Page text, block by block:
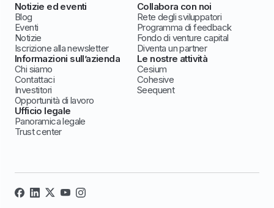
Notizie ed eventi
Blog
Eventi
Notizie
Iscrizione alla newsletter
Collabora con noi
Rete degli sviluppatori
Programma di feedback
Fondo di venture capital
Diventa un partner
Informazioni sull’azienda
Chi siamo
Contattaci
Investitori
Opportunità di lavoro
Le nostre attività
Cesium
Cohesive
Seequent
Ufficio legale
Panoramica legale
Trust center